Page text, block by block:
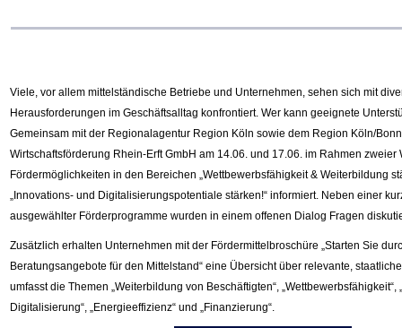
Viele, vor allem mittelständische Betriebe und Unternehmen, sehen sich mit
Herausforderungen im Geschäftsalltag konfrontiert. Wer kann geeignete
Gemeinsam mit der Regionalagentur Region Köln sowie dem Region Köln/
Wirtschaftsförderung Rhein-Erft GmbH am 14.06. und 17.06. im Rahmen zweier
Fördermöglichkeiten in den Bereichen „Wettbewerbsfähigkeit & Weiterbildung
„Innovations- und Digitalisierungspotentiale stärken!“ informiert. Neben einer
ausgewählter Förderprogramme wurden in einem offenen Dialog Fragen
Zusätzlich erhalten Unternehmen mit der Fördermittelbroschüre „Starten Sie
Beratungsangebote für den Mittelstand“ eine Übersicht über relevante,
umfasst die Themen „Weiterbildung von Beschäftigten“, „Wettbewerbsfähigkeit“,
Digitalisierung“, „Energieeffizienz“ und „Finanzierung“.